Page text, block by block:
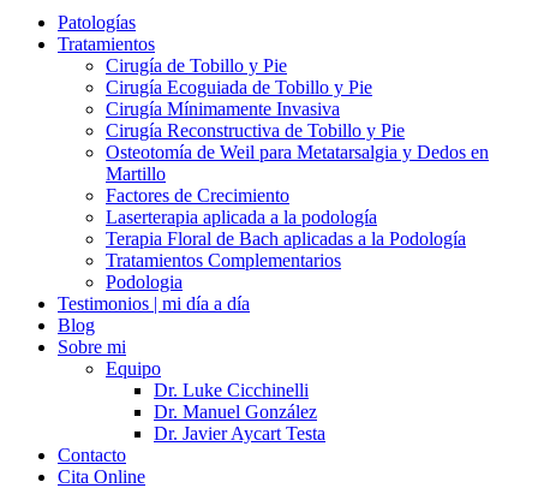
Patologías
Tratamientos
Cirugía de Tobillo y Pie
Cirugía Ecoguiada de Tobillo y Pie
Cirugía Mínimamente Invasiva
Cirugía Reconstructiva de Tobillo y Pie
Osteotomía de Weil para Metatarsalgia y Dedos en
Martillo
Factores de Crecimiento
Laserterapia aplicada a la podología
Terapia Floral de Bach aplicadas a la Podología
Tratamientos Complementarios
Podologia
Testimonios | mi día a día
Blog
Sobre mi
Equipo
Dr. Luke Cicchinelli
Dr. Manuel González
Dr. Javier Aycart Testa
Contacto
Cita Online